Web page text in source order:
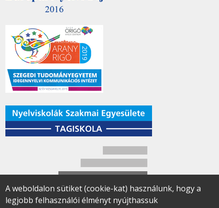
A weboldalon sütiket (cookie-kat) használunk, hogy a
legjobb felhasználói élményt nyújthassuk